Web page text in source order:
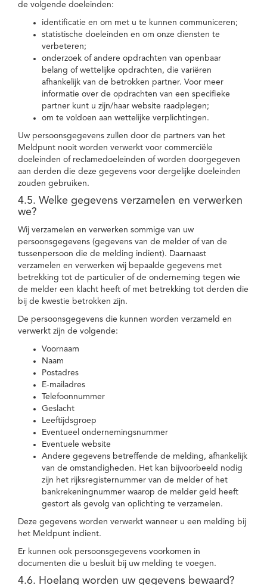
de volgende doeleinden:
identificatie en om met u te kunnen communiceren;
statistische doeleinden en om onze diensten te
verbeteren;
onderzoek of andere opdrachten van openbaar
belang of wettelijke opdrachten, die variëren
afhankelijk van de betrokken partner. Voor meer
informatie over de opdrachten van een specifieke
partner kunt u zijn/haar website raadplegen;
om te voldoen aan wettelijke verplichtingen.
Uw persoonsgegevens zullen door de partners van het
Meldpunt nooit worden verwerkt voor commerciële
doeleinden of reclamedoeleinden of worden doorgegeven
aan derden die deze gegevens voor dergelijke doeleinden
zouden gebruiken.
4.5. Welke gegevens verzamelen en verwerken
we?
Wij verzamelen en verwerken sommige van uw
persoonsgegevens (gegevens van de melder of van de
tussenpersoon die de melding indient). Daarnaast
verzamelen en verwerken wij bepaalde gegevens met
betrekking tot de particulier of de onderneming tegen wie
de melder een klacht heeft of met betrekking tot derden die
bij de kwestie betrokken zijn.
De persoonsgegevens die kunnen worden verzameld en
verwerkt zijn de volgende:
Voornaam
Naam
Postadres
E-mailadres
Telefoonnummer
Geslacht
Leeftijdsgroep
Eventueel ondernemingsnummer
Eventuele website
Andere gegevens betreffende de melding, afhankelijk
van de omstandigheden. Het kan bijvoorbeeld nodig
zijn het rijksregisternummer van de melder of het
bankrekeningnummer waarop de melder geld heeft
gestort als gevolg van oplichting te verzamelen.
Deze gegevens worden verwerkt wanneer u een melding bij
het Meldpunt indient.
Er kunnen ook persoonsgegevens voorkomen in
documenten die u besluit bij uw melding te voegen.
4.6. Hoelang worden uw gegevens bewaard?